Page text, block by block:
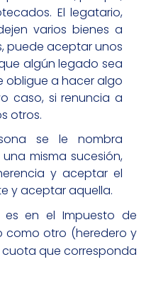
El legatario,
varios bienes a
puede aceptar unos
algún legado sea
obligue a hacer algo
caso, si renuncia a
otros.
se le nombra
misma sucesión,
y aceptar el
y aceptar aquella.
en el Impuesto de
como otro (heredero y
que corresponda